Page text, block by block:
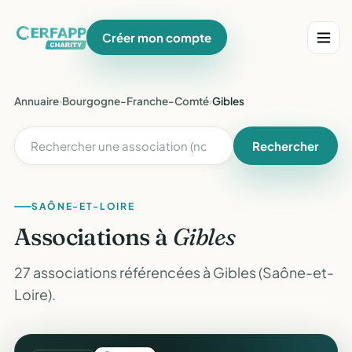
Créer mon compte
Annuaire›Bourgogne-Franche-Comté›Gibles
Rechercher
SAÔNE-ET-LOIRE
Associations à Gibles
27 associations référencées à Gibles (Saône-et-
Loire).